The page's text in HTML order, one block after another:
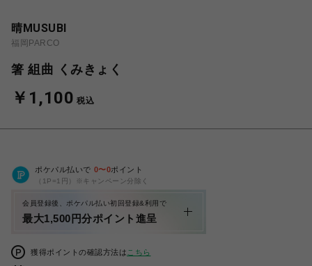
晴MUSUBI
福岡PARCO
箸 組曲 くみきょく
￥1,100 税込
ポケパル払いで 0〜0ポイント
（1P=1円）※キャンペーン分除く
会員登録後、ポケパル払い初回登録&利用で
最大1,500円分ポイント進呈
獲得ポイントの確認方法は こちら